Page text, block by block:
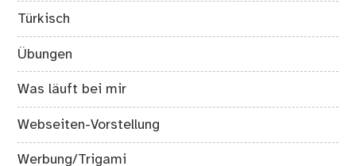
Türkisch
Übungen
Was läuft bei mir
Webseiten-Vorstellung
Werbung/Trigami